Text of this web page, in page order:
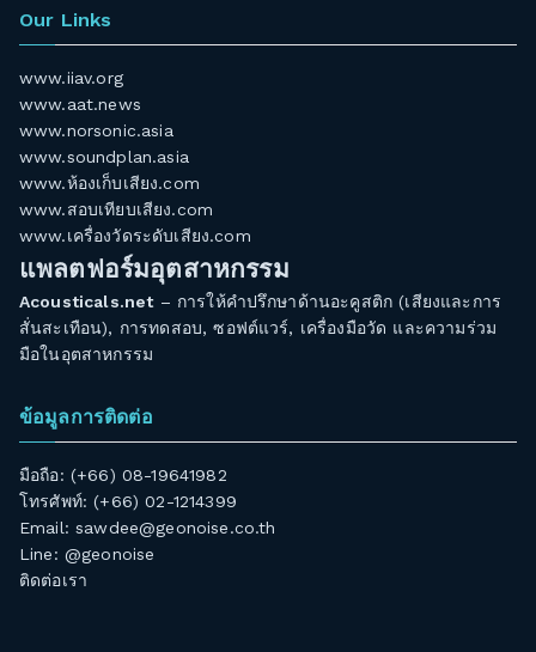
Our Links
www.iiav.org
www.aat.news
www.norsonic.asia
www.soundplan.asia
www.ห้องเก็บเสียง.com
www.สอบเทียบเสียง.com
www.เครื่องวัดระดับเสียง.com
แพลตฟอร์มอุตสาหกรรม
Acousticals.net– การให้คำปรึกษาด้านอะคูสติก (เสียงและการ
สั่นสะเทือน), การทดสอบ, ซอฟต์แวร์, เครื่องมือวัด และความร่วม
มือในอุตสาหกรรม
ข้อมูลการติดต่อ
มือถือ: (+66) 08-19641982
โทรศัพท์: (+66) 02-1214399
Email:sawdee@geonoise.co.th
Line: @geonoise
ติดต่อเรา